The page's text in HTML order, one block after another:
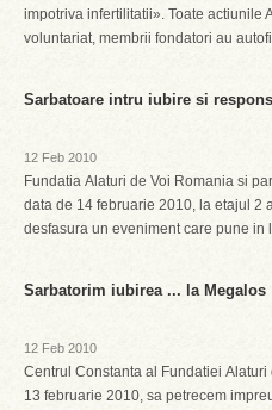
impotriva infertilitatii». Toate actiunile
voluntariat, membrii fondatori au
Sarbatoare intru iubire si
12 Feb 2010
Fundatia Alaturi de Voi Romania si
data de 14 februarie 2010, la etajul 2
desfasura un eveniment care pune in
Sarbatorim iubirea ... la Megalos
12 Feb 2010
Centrul Constanta al Fundatiei
13 februarie 2010, sa petrecem